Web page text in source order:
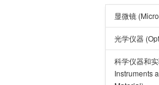
显微镜
光学仪器
科学仪器和
Instruments